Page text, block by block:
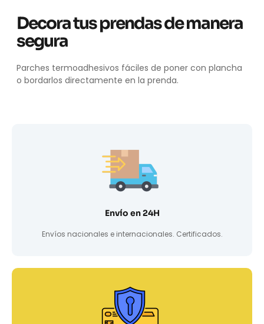
Decora tus prendas de manera
segura
Parches termoadhesivos fáciles de poner con plancha
o bordarlos directamente en la prenda.
Envío en 24H
Envíos nacionales e internacionales. Certificados.